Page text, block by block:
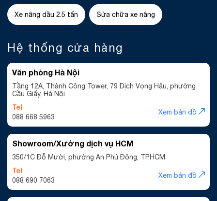
Xe nâng dầu 2.5 tấn Sửa chữa xe nâng
Hệ thống cửa hàng
Văn phòng Hà Nội
Tầng 12A, Thành Công Tower, 79 Dịch Vọng Hậu, phường
Cầu Giấy, Hà Nội
Tel
088 668 5963
Xem bản đồ
Showroom/Xưởng dịch vụ HCM
350/1C Đỗ Mười, phường An Phú Đông, TP.HCM
Tel
088 690 7063
Xem bản đồ